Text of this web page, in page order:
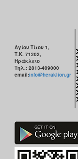
Αγίου Τίτου 1,
Τ.Κ. 71202,
Ηράκλειο
Τηλ.: 2813-409000
email:info@heraklion.gr